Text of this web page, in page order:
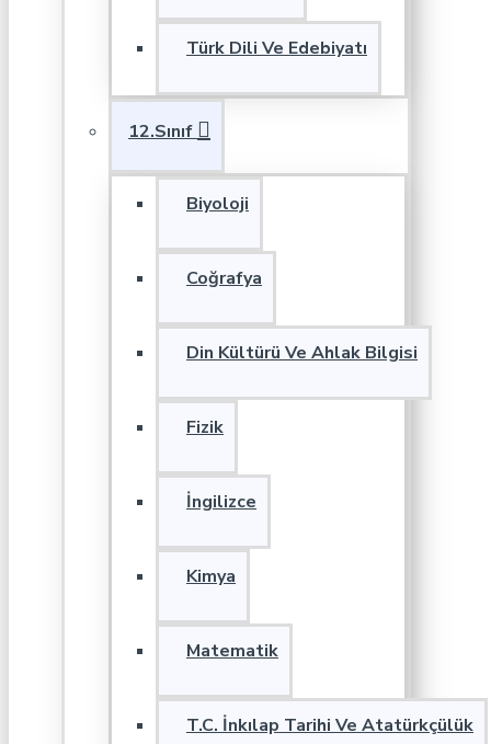
Türk Dili Ve Edebiyatı
12.Sınıf
Biyoloji
Coğrafya
Din Kültürü Ve Ahlak Bilgisi
Fizik
İngilizce
Kimya
Matematik
T.C. İnkılap Tarihi Ve Atatürkçülük